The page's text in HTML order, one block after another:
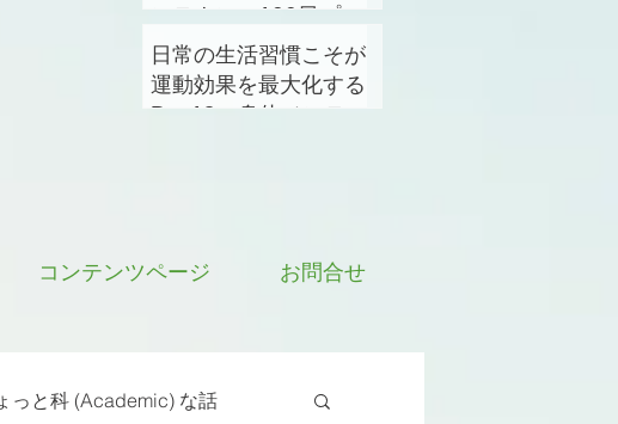
ンテナンス100日プロ
ジェクト
日常の生活習慣こそが
運動効果を最大化する
Day13；身体メンテナ
コンテンツページ お問合せ
っと科 (Academic) な話